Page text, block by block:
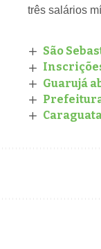
três salários
São
Guarujá